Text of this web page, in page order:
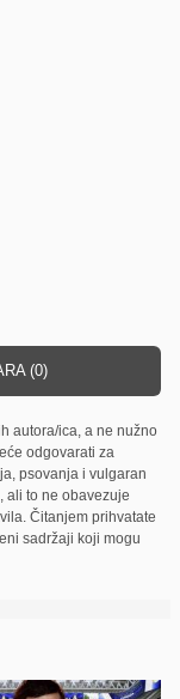
(0)
autora/ica, a ne nužno
odgovarati za
psovanja i vulgaran
ali to ne obavezuje
Čitanjem prihvatate
sadržaji koji mogu